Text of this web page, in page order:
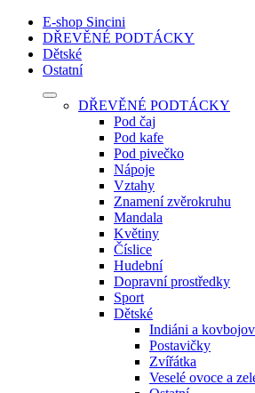
E-shop Sincini
DŘEVĚNÉ PODTÁCKY
Dětské
Ostatní
DŘEVĚNÉ PODTÁCKY
Pod čaj
Pod kafe
Pod pivečko
Nápoje
Vztahy
Znamení zvěrokruhu
Mandala
Květiny
Číslice
Hudební
Dopravní prostředky
Sport
Dětské
Indiáni a
Postavičky
Zvířátka
Veselé ovoce a